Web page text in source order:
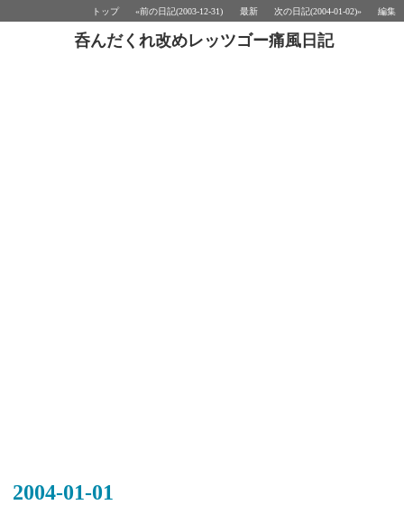
トップ «前の日記(2003-12-31) 最新 次の日記(2004-01-02)» 編集
呑んだくれ改めレッツゴー痛風日記
2004-01-01